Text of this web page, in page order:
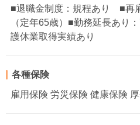
■退職金制度：規程あり ■再
（定年65歳）■勤務延長あり
護休業取得実績あり
各種保険
雇用保険 労災保険 健康保険